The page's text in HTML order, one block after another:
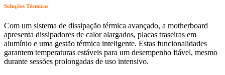
Soluções Térmicas
Com um sistema de dissipação térmica avançado, a motherboard
apresenta dissipadores de calor alargados, placas traseiras em
alumínio e uma gestão térmica inteligente. Estas funcionalidades
garantem temperaturas estáveis para um desempenho fiável, mesmo
durante sessões prolongadas de uso intensivo.